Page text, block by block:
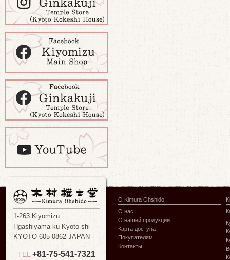
1-263 Kiyomizu
Hgashiyama-ku Kyoto-shi
KYOTO 605-0862 JAPAN
TEL +81-75-541-7321
О Kimura Ohshido
О нас
О нашей продукции
Карта доступа
Покупателям
Контакты